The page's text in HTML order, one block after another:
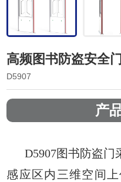
高频图书防盗安全
D5907
产
D5907图书防盗门
感应区内三维空间上